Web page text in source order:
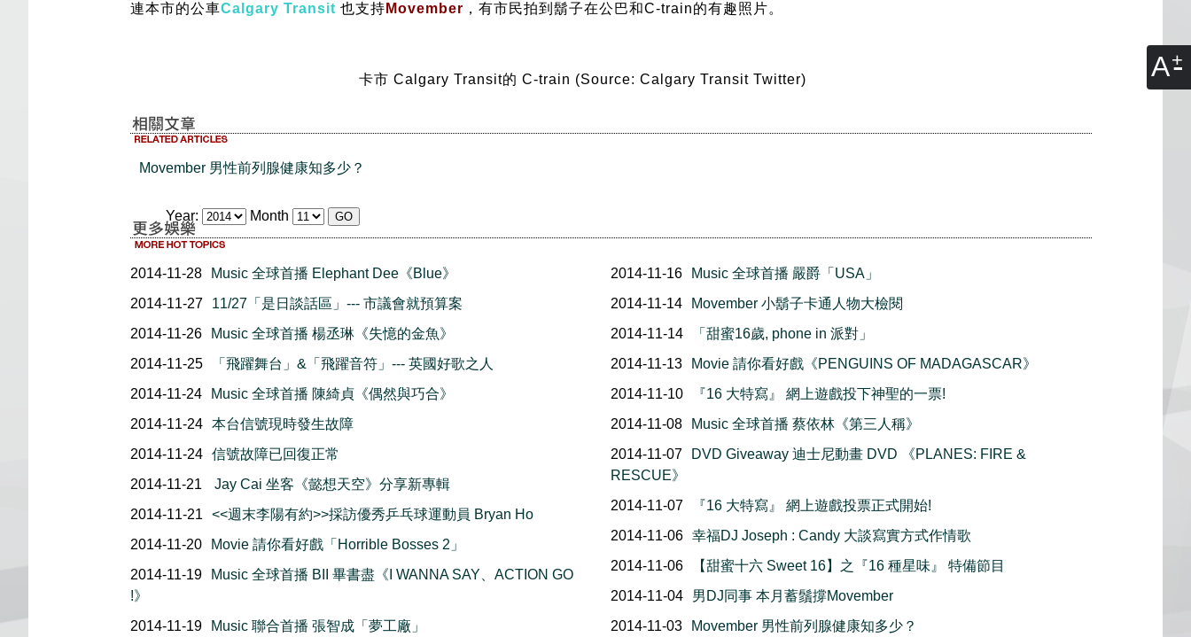
A
連本市的公車Calgary Transit 也支持 Movember ，有市民拍到鬍子在公巴和C-train的有趣照片。
卡市 Calgary Transit的 C-train (Source: Calgary Transit Twitter)
Movember 男性前列腺健康知多少？
Year: Month
2014-11-28
Music 全球首播 Elephant Dee《Blue》
2014-11-27
11/27「是日談話區」--- 市議會就預算案
2014-11-26
Music 全球首播 楊丞琳《失憶的金魚》
2014-11-25
「飛躍舞台」&「飛躍音符」--- 英國好歌之人
2014-11-24
Music 全球首播 陳綺貞《偶然與巧合》
2014-11-24 本台信號現時發生故障
2014-11-24 信號故障已回復正常
2014-11-21
Jay Cai 坐客《懿想天空》分享新專輯
2014-11-21
<<週末李陽有約>>採訪優秀乒乓球運動員 Bryan Ho
2014-11-20
Movie 請你看好戲「Horrible Bosses 2」
2014-11-19
Music 全球首播 BII 畢書盡《I WANNA SAY、ACTION GO
!》
2014-11-19
Music 聯合首播 張智成「夢工廠」
2014-11-16
Music 全球首播 嚴爵「USA」
2014-11-14
Movember 小鬍子卡通人物大檢閱
2014-11-14
「甜蜜16歲, phone in 派對」
2014-11-13
Movie 請你看好戲《PENGUINS OF MADAGASCAR》
2014-11-10
『16 大特寫』 網上遊戲投下神聖的一票!
2014-11-08
Music 全球首播 蔡依林《第三人稱》
2014-11-07
DVD Giveaway 迪士尼動畫 DVD 《PLANES: FIRE &
RESCUE》
2014-11-07
『16 大特寫』 網上遊戲投票正式開始!
2014-11-06
幸福DJ Joseph : Candy 大談寫實方式作情歌
2014-11-06
【甜蜜十六 Sweet 16】之『16 種星味』 特備節目
2014-11-04
男DJ同事 本月蓄鬚撐Movember
2014-11-03
Movember 男性前列腺健康知多少？